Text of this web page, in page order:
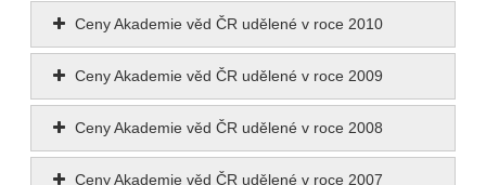
Ceny Akademie věd ČR udělené v roce 2010
Ceny Akademie věd ČR udělené v roce 2009
Ceny Akademie věd ČR udělené v roce 2008
Ceny Akademie věd ČR udělené v roce 2007